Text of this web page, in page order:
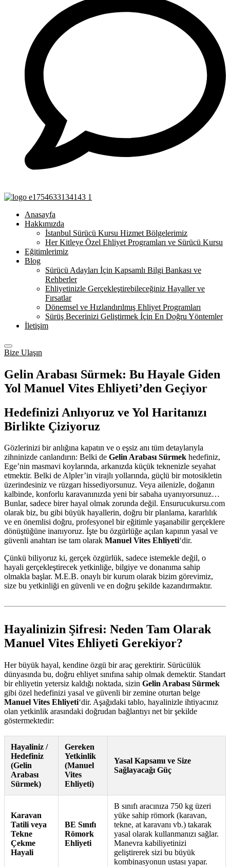
Anasayfa
Hakkımızda
İstanbul Sürücü Kursu Hizmet Bölgelerimiz
Her Kitleye Özel Ehliyet Programları ve Sürücü Kursu
Eğitimlerimiz
Blog
Sürücü Adayları İçin Kapsamlı Bilgi Bankası ve
Rehberler
Ehliyetinizle Gerçekleştirebileceğiniz Hayaller ve
Fırsatlar
Dönemsel ve Hızlandırılmış Ehliyet Programları
Sürüş Becerinizi Geliştirmek İçin En Doğru Yöntemler
İletişim
Bize Ulaşın
Gelin Arabası Sürmek: Bu Hayale Giden
Yol Manuel Vites Ehliyeti’den Geçiyor
Hedefinizi Anlıyoruz ve Yol Haritanızı
Birlikte Çiziyoruz
Gözlerinizi bir anlığına kapatın ve o eşsiz anı tüm detaylarıyla
zihninizde canlandırın: Belki de Gelin Arabası Sürmek hedefiniz,
Ege’nin masmavi koylarında, arkanızda küçük teknenizle seyahat
etmektir. Belki de Alpler’in virajlı yollarında, güçlü bir motosikletin
üzerindesiniz ve rüzgarı hissediyorsunuz. Veya ailenizle, doğanın
kalbinde, konforlu karavanınızda yeni bir sabaha uyanıyorsunuz…
Bunlar, sadece birer hayal olmak zorunda değil. Ensurucukursu.com
olarak biz, bu gibi büyük hayallerin, doğru bir planlama, kararlılık
ve en önemlisi doğru, profesyonel bir eğitimle yaşanabilir gerçeklere
dönüştüğüne inanıyoruz. İşte bu özgürlüğe açılan kapının yasal ve
güvenli anahtarı ise tam olarak Manuel Vites Ehliyeti‘dir.
Çünkü biliyoruz ki, gerçek özgürlük, sadece istemekle değil, o
hayali gerçekleştirecek yetkinliğe, bilgiye ve donanıma sahip
olmakla başlar. M.E.B. onaylı bir kurum olarak bizim görevimiz,
size bu yetkinliği en güvenli ve en doğru şekilde kazandırmaktır.
Hayalinizin Şifresi: Neden Tam Olarak
Manuel Vites Ehliyeti Gerekiyor?
Her büyük hayal, kendine özgü bir araç gerektirir. Sürücülük
dünyasında bu, doğru ehliyet sınıfına sahip olmak demektir. Standart
bir ehliyetin yetersiz kaldığı noktada, sizin Gelin Arabası Sürmek
gibi özel hedefinizi yasal ve güvenli bir zemine oturtan belge
Manuel Vites Ehliyeti‘dir. Aşağıdaki tablo, hayalinizle ihtiyacınız
olan yetkinlik arasındaki doğrudan bağlantıyı net bir şekilde
göstermektedir:
Hayaliniz /
Hedefiniz
(Gelin
Arabası
Sürmek)
Gereken
Yetkinlik
(Manuel
Vites
Ehliyeti)
Yasal Kapsamı ve Size
Sağlayacağı Güç
Karavan
Tatili veya
Tekne
Çekme
Hayali
BE Sınıfı
Römork
Ehliyeti
B sınıfı aracınıza 750 kg üzeri
yüke sahip römork (karavan,
tekne, at karavanı vb.) takarak
yasal olarak kullanmanızı sağlar.
Manevra kabiliyetinizi
geliştirerek sizi bu büyük
kombinasyonun ustası yapar.